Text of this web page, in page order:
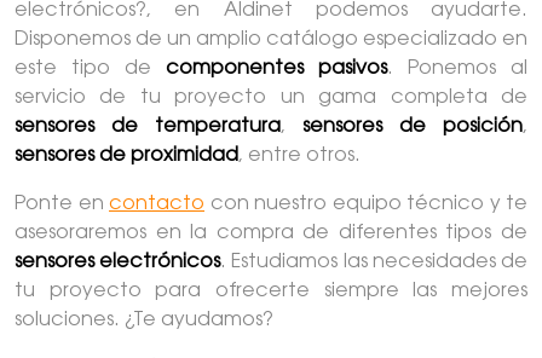
electrónicos?, en Aldinet podemos ayudarte.
Disponemos de un amplio catálogo especializado en
este tipo de componentes pasivos. Ponemos al
servicio de tu proyecto un gama completa de
sensores de temperatura, sensores de posición,
sensores de proximidad, entre otros.
Ponte en contacto con nuestro equipo técnico y te
asesoraremos en la compra de diferentes tipos de
sensores electrónicos. Estudiamos las necesidades de
tu proyecto para ofrecerte siempre las mejores
soluciones. ¿Te ayudamos?